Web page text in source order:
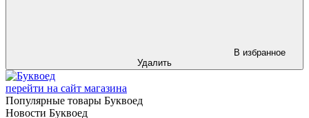
В избранное
Удалить
перейти на сайт магазина
Популярные товары Буквоед
Новости Буквоед